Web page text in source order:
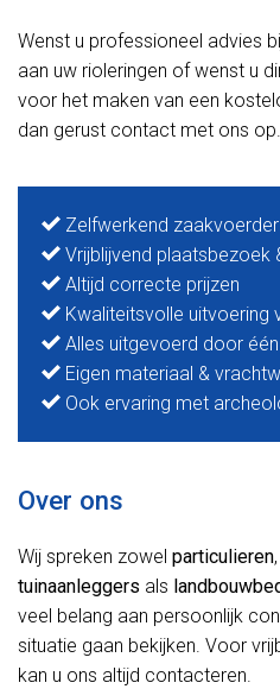
Wenst u professioneel advies
aan uw rioleringen of wenst u
voor het maken van een
dan gerust contact met ons op.
Zelfwerkend zaakvoerder
Vrijblijvend plaatsbezoek
Altijd correcte prijzen
Kwaliteitsvolle uitvoering
Alles uitgevoerd door
Eigen materiaal &
Ook ervaring met
Over ons
Wij spreken zowel particulieren,
tuinaanleggers als
veel belang aan persoonlijk
situatie gaan bekijken. Voor
kan u ons altijd contacteren.